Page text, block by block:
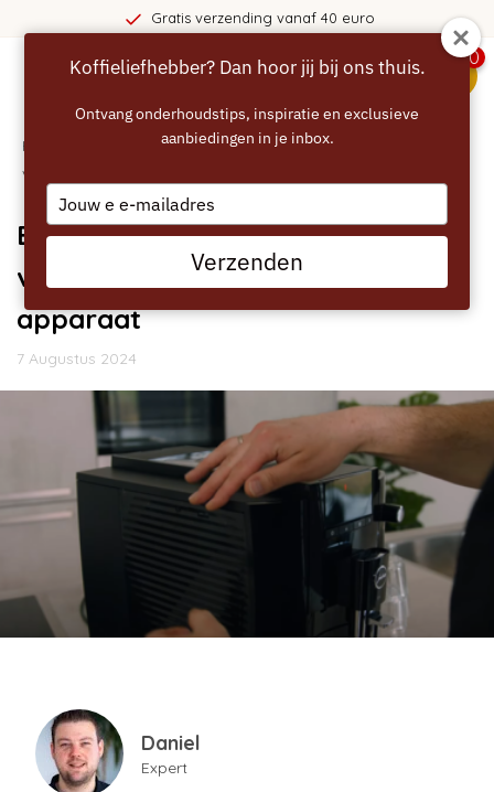
Gratis verzending vanaf 40 euro
0
Home Handleidingen/ Eccellente Grey+ waterfilter
vervangen of plaatsen in JURA E4 apparaat
Eccellente Grey+ waterfilter
vervangen of plaatsen in JURA E4
apparaat
7 Augustus 2024
Daniel
Expert
Koffieliefhebber? Dan hoor jij bij ons thuis.
Ontvang onderhoudstips, inspiratie en exclusieve
aanbiedingen in je inbox.
Type
your
email
Verzenden